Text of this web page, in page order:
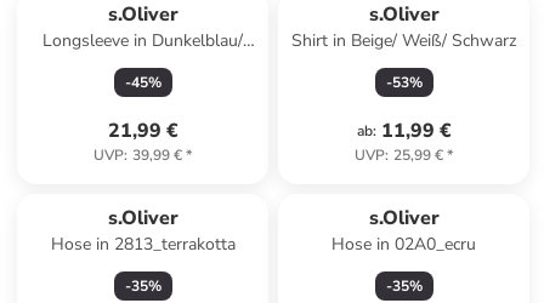
s.Oliver
Longsleeve in Dunkelblau/
Weiß
-45%
21,99 €
UVP: 39,99 €*
s.Oliver
Shirt in Beige/ Weiß/ Schwarz
-53%
ab: 11,99 €
UVP: 25,99 €*
s.Oliver
Hose in 2813_terrakotta
-35%
s.Oliver
Hose in 02A0_ecru
-35%